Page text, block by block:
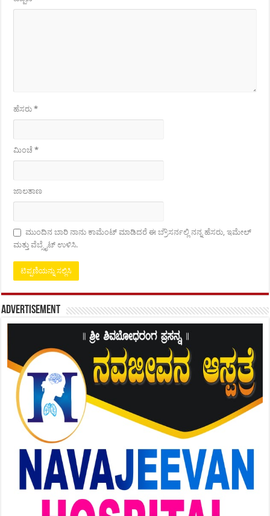
ಹೆಸರು*
ಮಿಂಚೆ*
ಜಾಲತಾಣ
ಮುಂದಿನ ಬಾರಿ ನಾನು ಕಾಮೆಂಟ್ ಮಾಡಿದರೆ ಈ ಬ್ರೌಸರ್ನಲ್ಲಿ ನನ್ನ ಹೆಸರು, ಇಮೇಲ್
ಮತ್ತು ವೆಬ್ಸೈಟ್ ಉಳಿಸಿ.
Advertisement